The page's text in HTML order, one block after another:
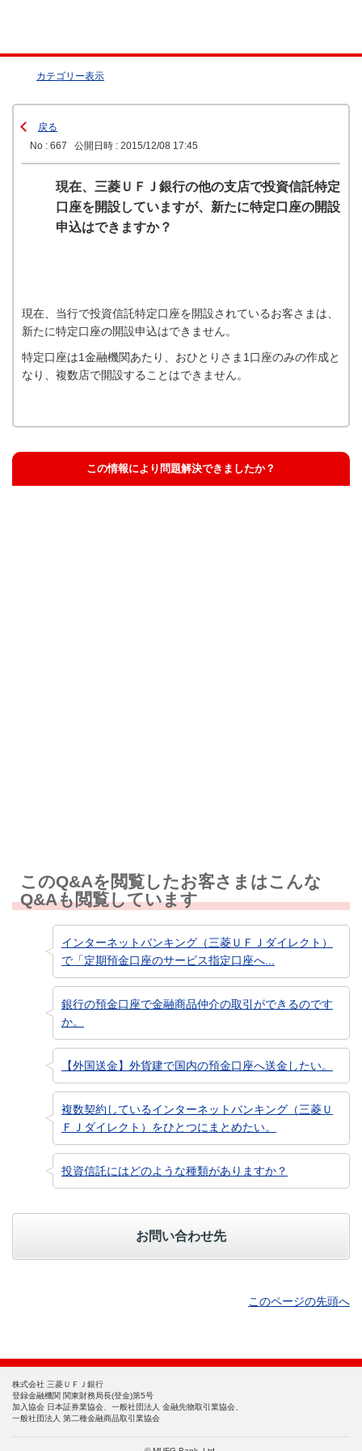
カテゴリー表示
戻る
No : 667
公開日時 : 2015/12/08 17:45
現在、三菱ＵＦＪ銀行の他の支店で投資信託特定
口座を開設していますが、新たに特定口座の開設
申込はできますか？
現在、当行で投資信託特定口座を開設されているお客さまは、
新たに特定口座の開設申込はできません。
特定口座は1金融機関あたり、おひとりさま1口座のみの作成と
なり、複数店で開設することはできません。
この情報により問題解決できましたか？
このQ&Aを閲覧したお客さまはこんな
Q&Aも閲覧しています
インターネットバンキング（三菱ＵＦＪダイレクト）
で「定期預金口座のサービス指定口座へ...
銀行の預金口座で金融商品仲介の取引ができるのです
か。
【外国送金】外貨建で国内の預金口座へ送金したい。
複数契約しているインターネットバンキング（三菱Ｕ
ＦＪダイレクト）をひとつにまとめたい。
投資信託にはどのような種類がありますか？
お問い合わせ先
このページの先頭へ
株式会社 三菱ＵＦＪ銀行
登録金融機関 関東財務局長(登金)第5号
加入協会 日本証券業協会、一般社団法人 金融先物取引業協会、
一般社団法人 第二種金融商品取引業協会